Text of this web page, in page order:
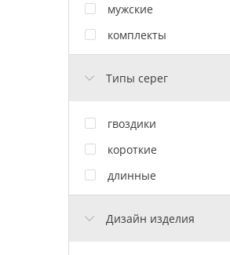
мужские
комплекты
Типы серег
гвоздики
короткие
длинные
Дизайн изделия